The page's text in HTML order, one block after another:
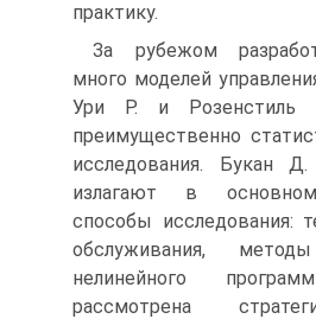
практику.
За рубежом
много моделей
Ури Р. и Розенстиль
преимущественно
исследования. Букан
излагают в основном
способы исследования:
обслуживания,
нелинейного
рассмотрена